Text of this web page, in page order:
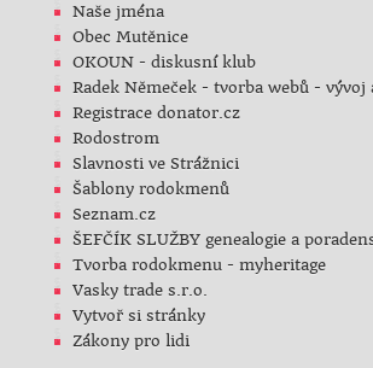
Naše jména
Obec Mutěnice
OKOUN - diskusní klub
Radek Němeček - tvorba webů - vývoj
Registrace donator.cz
Rodostrom
Slavnosti ve Strážnici
Šablony rodokmenů
Seznam.cz
ŠEFČÍK SLUŽBY genealogie a
Tvorba rodokmenu - myheritage
Vasky trade s.r.o.
Vytvoř si stránky
Zákony pro lidi